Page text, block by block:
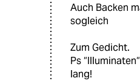
Auch Backen
sogleich
Zum Gedicht.
Ps
lang!